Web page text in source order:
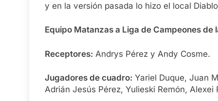
y en la versión pasada lo hizo el local
Equipo Matanzas a Liga de Campeones de
Receptores: Andrys Pérez y Andy Cosme.
Jugadores de cuadro: Yariel Duque, Juan
Adrián Jesús Pérez, Yulieski Remón,